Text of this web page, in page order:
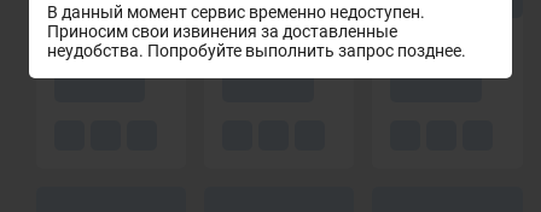
В данный момент сервис временно недоступен.
Приносим свои извинения за доставленные
неудобства. Попробуйте выполнить запрос позднее.